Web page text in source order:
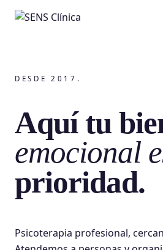
DESDE 2017.
Aquí tu
emocional
prioridad.
Psicoterapia profesional,